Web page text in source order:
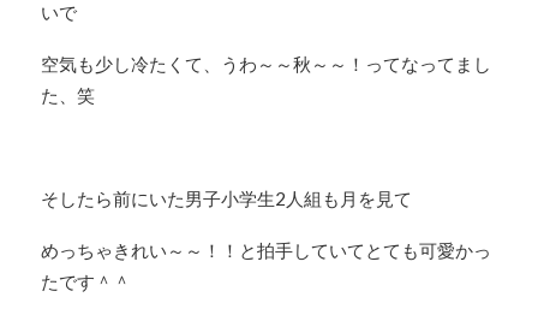
いで
空気も少し冷たくて、うわ～～秋～～！ってなってまし
た、笑
そしたら前にいた男子小学生2人組も月を見て
めっちゃきれい～～！！と拍手していてとても可愛かっ
たです＾＾